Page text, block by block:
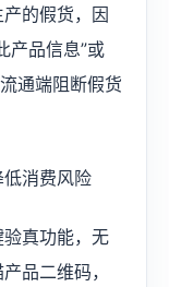
的假货，因
产品信息”或
通端阻断假货
低消费风险
真功能，无
品二维码，